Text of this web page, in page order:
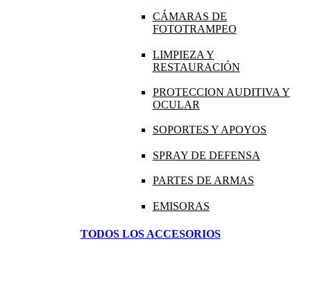
CÁMARAS DE
FOTOTRAMPEO
LIMPIEZA Y
RESTAURACIÓN
PROTECCION AUDITIVA Y
OCULAR
SOPORTES Y APOYOS
SPRAY DE DEFENSA
PARTES DE ARMAS
EMISORAS
TODOS LOS ACCESORIOS